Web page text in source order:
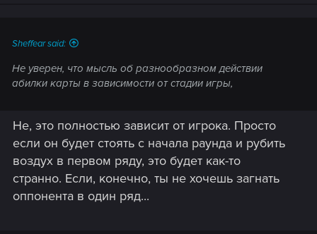
Sheffear said:
Не уверен, что мысль об разнообразном действии
абилки карты в зависимости от стадии игры,
Не, это полностью зависит от игрока. Просто
если он будет стоять с начала раунда и рубить
воздух в первом ряду, это будет как-то
странно. Если, конечно, ты не хочешь загнать
оппонента в один ряд...